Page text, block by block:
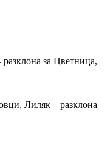
за Цветница,
Лиляк – разклона